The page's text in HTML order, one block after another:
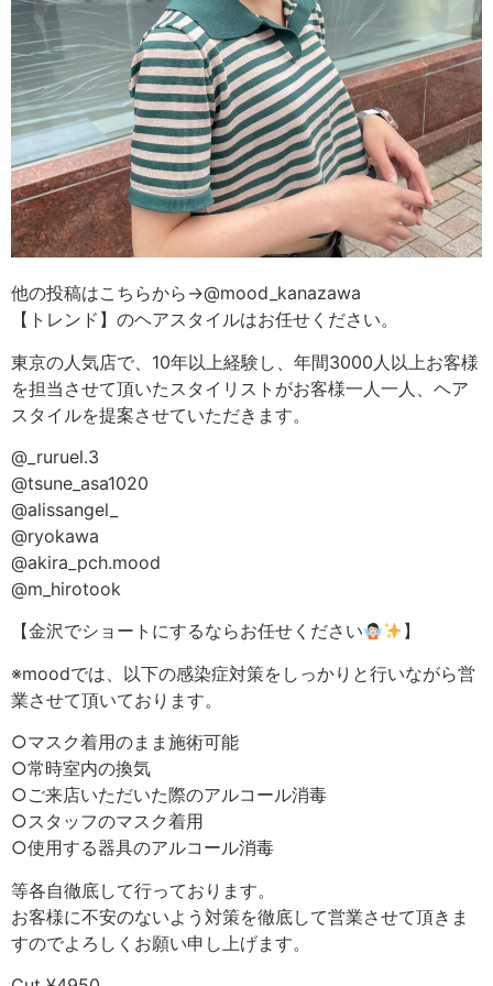
他の投稿はこちらから→@mood_kanazawa
【トレンド】のヘアスタイルはお任せください。
東京の人気店で、10年以上経験し、年間3000人以上お客様
を担当させて頂いたスタイリストがお客様一人一人、ヘア
スタイルを提案させていただきます。
@_ruruel.3
@tsune_asa1020
@alissangel_
@ryokawa
@akira_pch.mood
@m_hirotook
【金沢でショートにするならお任せください
】
※moodでは、以下の感染症対策をしっかりと行いながら営
業させて頂いております。
○マスク着用のまま施術可能
○常時室内の換気
○ご来店いただいた際のアルコール消毒
○スタッフのマスク着用
○使用する器具のアルコール消毒
等各自徹底して行っております。
お客様に不安のないよう対策を徹底して営業させて頂きま
すのでよろしくお願い申し上げます。